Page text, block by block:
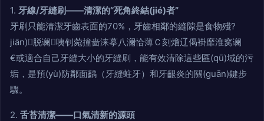
1. 牙線/牙縫刷——清潔的“死角終結(jié)者”
牙刷只能清潔牙齒表面的70%，牙齒相鄰的縫隙是食物殘?
jiān)脱谰咦钊菀撞啬涞摹八澜恰薄Ｃ刻熘辽偈褂靡淮窝谰
€或適合自己牙縫大小的牙縫刷，能有效清除這些區(qū)域的污
垢，是預(yù)防鄰面齲（牙縫蛀牙）和牙齦炎的關(guān)鍵步
驟。
2. 舌苔清潔——口氣清新的源頭